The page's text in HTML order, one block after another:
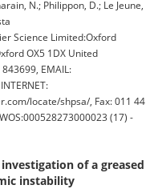
N.; Philippon, D.; Le Jeune,
Science Limited:Oxford
OX5 1DX United
EMAIL:
locate/shpsa/, Fax: 011 44
(17) -
of a greased
instability